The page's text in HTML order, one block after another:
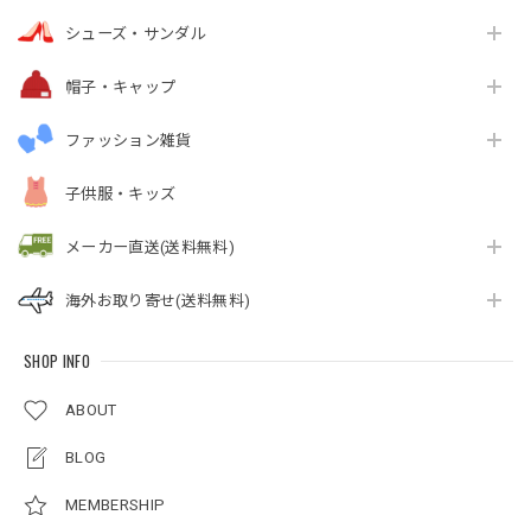
シューズ・サンダル
帽子・キャップ
ファッション雑貨
子供服・キッズ
メーカー直送(送料無料)
海外お取り寄せ(送料無料)
SHOP INFO
ABOUT
BLOG
MEMBERSHIP